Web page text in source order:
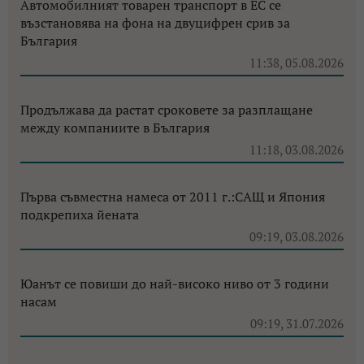
Автомобилният товарен транспорт в ЕС се
възстановява на фона на двуцифрен срив за
България
11:38, 05.08.2026
Продължава да растат сроковете за разплащане
между компаниите в България
11:18, 03.08.2026
Първа съвместна намеса от 2011 г.:САЩ и Япония
подкрепиха йената
09:19, 03.08.2026
Юанът се повиши до най-високо ниво от 3 години
насам
09:19, 31.07.2026